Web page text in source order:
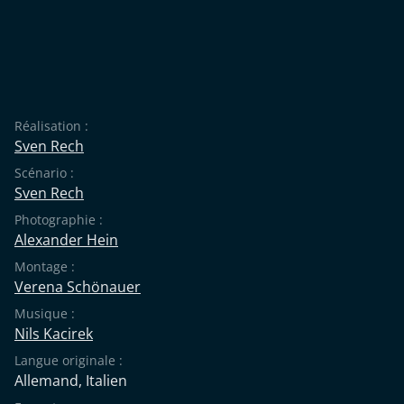
Réalisation :
Sven Rech
Scénario :
Sven Rech
Photographie :
Alexander Hein
Montage :
Verena Schönauer
Musique :
Nils Kacirek
Langue originale :
Allemand, Italien